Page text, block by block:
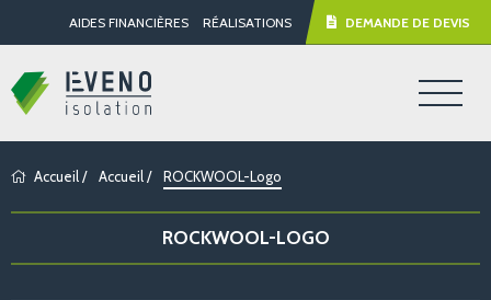
AIDES FINANCIÈRES RÉALISATIONS DEMANDE DE DEVIS
Accueil/ Accueil/ ROCKWOOL-Logo
ROCKWOOL-LOGO